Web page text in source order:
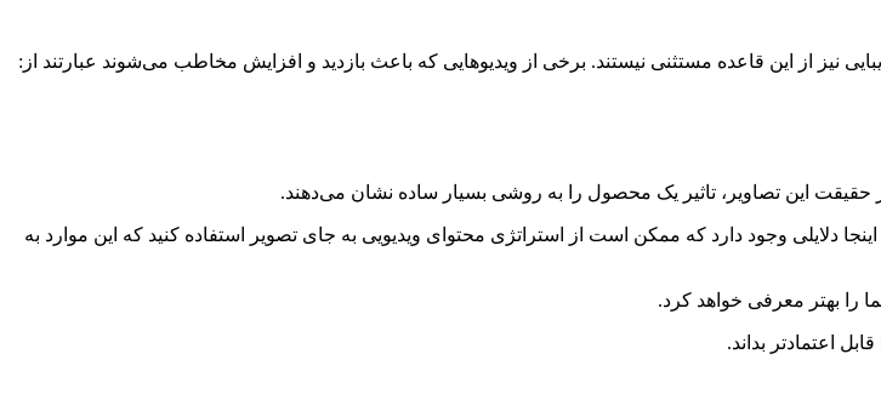
نیز از این قاعده مستثنی نیستند. برخی از ویدیوهایی که باعث بازدید و افزایش مخاطب می‌شوند عبارتند از:
حقیقت این تصاویر، تاثیر یک محصول را به روشی بسیار ساده نشان می‌دهند.
دلایلی وجود دارد که ممکن است از استراتژی محتوای ویدیویی به جای تصویر استفاده کنید که این موارد به
را بهتر معرفی خواهد کرد.
اعتمادتر بداند.